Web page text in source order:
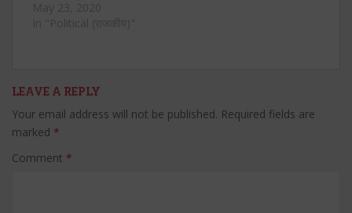
असते. म्हणूनच आपल्याला
असते. म्हणून साहित्य हे
समाजजीवन अभ्यासण्याचे एक
पाकिस्तान निर्मितीची घटना…
LEAVE A REPLY
Your email address will not be published. Required fields are
marked *
Comment *